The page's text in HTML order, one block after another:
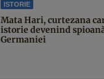
ISTORIE
Mata Hari, curtezana
istorie devenind
Germaniei